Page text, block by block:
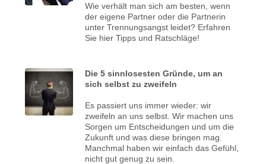
Wie verhält man sich am besten, wenn
der eigene Partner oder die Partnerin
unter Trennungsangst leidet? Erfahren
Sie hier Tipps und Ratschläge!
Die 5 sinnlosesten Gründe, um an
sich selbst zu zweifeln
Es passiert uns immer wieder: wir
zweifeln an uns selbst. Wir machen uns
Sorgen um Entscheidungen und um die
Zukunft und was diese bringen mag.
Manchmal haben wir einfach das Gefühl,
nicht gut genug zu sein.